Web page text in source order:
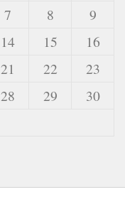
7 8
9
14 15
16
21 22
23
28 29
30